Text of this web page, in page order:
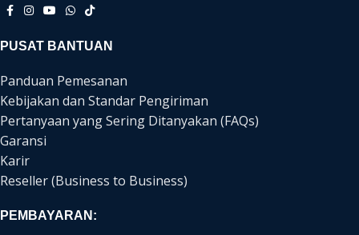
PUSAT BANTUAN
Panduan Pemesanan
Kebijakan dan Standar Pengiriman
Pertanyaan yang Sering Ditanyakan (FAQs)
Garansi
Karir
Reseller (Business to Business)
PEMBAYARAN: